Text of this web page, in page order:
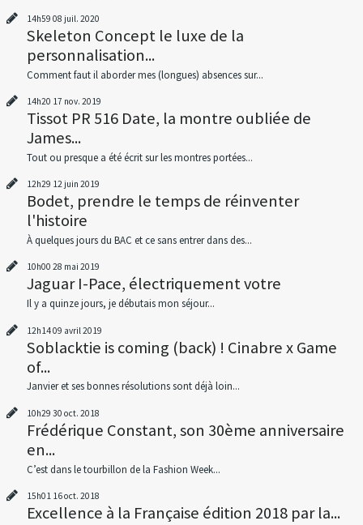
14h59 08 juil. 2020
Skeleton Concept le luxe de la
personnalisation...
Comment faut il aborder mes (longues) absences sur...
14h20 17 nov. 2019
Tissot PR 516 Date, la montre oubliée de
James...
Tout ou presque a été écrit sur les montres portées...
12h29 12 juin 2019
Bodet, prendre le temps de réinventer
l'histoire
À quelques jours du BAC et ce sans entrer dans des...
10h00 28 mai 2019
Jaguar I-Pace, électriquement votre
Il y a quinze jours, je débutais mon séjour...
12h1409 avril 2019
Soblacktie is coming (back) ! Cinabre x Game
of...
Janvier et ses bonnes résolutions sont déjà loin...
10h29 30 oct. 2018
Frédérique Constant, son 30ème anniversaire
en...
C’est dans le tourbillon de la Fashion Week...
15h01 16oct. 2018
Excellence à la Française édition 2018 par la...